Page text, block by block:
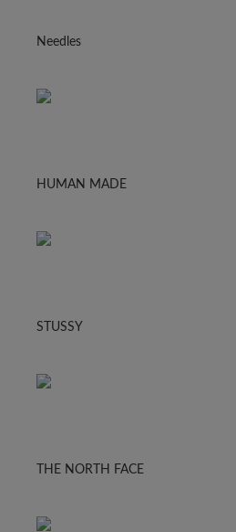
Needles
HUMAN MADE
STUSSY
THE NORTH FACE